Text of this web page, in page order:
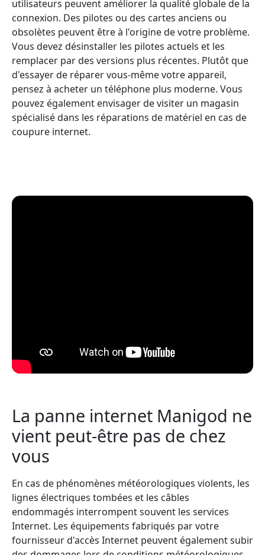
utilisateurs peuvent améliorer la qualité globale de la
connexion. Des pilotes ou des cartes anciens ou
obsolètes peuvent être à l'origine de votre problème.
Vous devez désinstaller les pilotes actuels et les
remplacer par des versions plus récentes. Plutôt que
d'essayer de réparer vous-même votre appareil,
pensez à acheter un téléphone plus moderne. Vous
pouvez également envisager de visiter un magasin
spécialisé dans les réparations de matériel en cas de
coupure internet.
La panne internet Manigod ne
vient peut-être pas de chez
vous
En cas de phénomènes météorologiques violents, les
lignes électriques tombées et les câbles
endommagés interrompent souvent les services
Internet. Les équipements fabriqués par votre
fournisseur d'accès Internet peuvent également subir